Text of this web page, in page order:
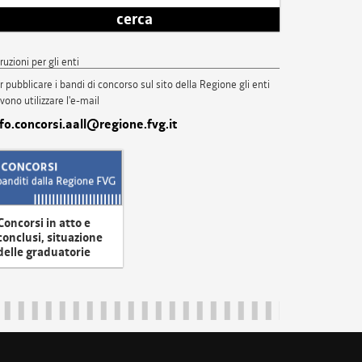
cerca
per gli enti
pubblicare i bandi di concorso sul sito della Regione gli enti
utilizzare l'e-mail
in atto e
situazione
graduatorie